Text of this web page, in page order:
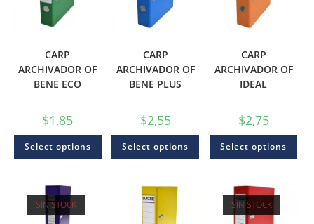
CARP
ARCHIVADOR OF
BENE ECO
$1,85
Select options
CARP
ARCHIVADOR OF
BENE PLUS
$2,55
Select options
CARP
ARCHIVADOR OF
IDEAL
$2,75
Select options
SIN STOCK SIN STOCK